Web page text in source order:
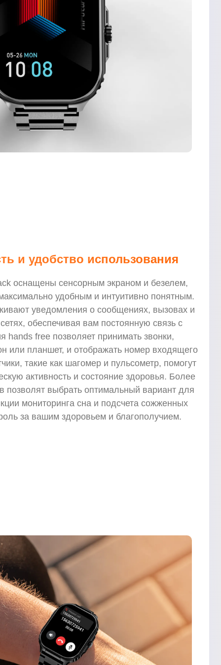
и удобство использования
оснащены сенсорным экраном и безелем,
удобным и интуитивно понятным.
уведомления о сообщениях, вызовах и
обеспечивая вам постоянную связь с
free позволяет принимать звонки,
или планшет, и отображать номер входящего
такие как шагомер и пульсометр, помогут
активность и состояние здоровья. Более
позволят выбрать оптимальный вариант для
мониторинга сна и подсчета сожженных
за вашим здоровьем и благополучием.